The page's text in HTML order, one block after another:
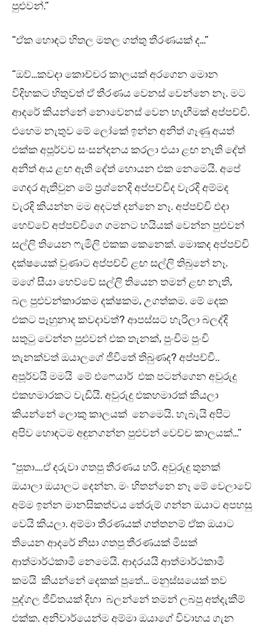
පුළුවන්.”
“ඒක හොඳට හිතල මතල ගත්තු තීරණයක් ද…”
“ඔව්…කවදා කොච්චර කාලයක් අරගෙන මොන
විදිහකට හිතුවත් ඒ තීරණය වෙනස් වෙන්නෙ නෑ. මට
ආදරේ කියන්නේ නොවෙනස් වෙන හැඟීමක් අප්පච්චි.
එහෙම නැතුව මේ ලෝකේ ඉන්න අනිත් ගෑණු අයත්
එක්ක අපූර්වව සංසන්දනය කරලා එයා ළඟ නැති දේත්
අනිත් අය ළඟ ඇති දේත් හොයන එක නෙමෙයි. අපේ
ගෙදර ඇතිවුන මේ ප්‍රශ්නෙදි අප්පච්චිද වැරදි අම්මද
වැරදි කියන්න මම අදටත් දන්නෙ නෑ. අප්පච්චි එදා
හෙව්වේ අප්පච්චිගෙ ගමනට හයියක් වෙන්න පුළුවන්
සල්ලි තියෙන ෆැමිලි එකක කෙනෙක්. මොකද අප්පච්චි
දක්ෂයෙක් වුණාට අප්පච්චි ළඟ සල්ලි තිබුනේ නෑ.
මගේ සීයා හෙව්වේ සල්ලි තියෙන තමන් ළඟ නැති,
බල පුළුවන්කාරකම දක්ෂකම, උගත්කම. මේ දෙක
එකට පෑහුනාද කවදාවත්? ආපස්සට හැරිලා බලද්දි
සතුටු වෙන්න පුළුවන් එක තැනක්, පුංචිම පුංචි
තැනක්වත් ඔයාලගේ ජීවිතේ තිබුණද? අප්පච්චී..
අපූර්වයි මමයි මේ එෆෙයාර් එක පටන්ගෙන අවුරුදු
එකහමාරකට වැඩියි. අවුරුදු එකහමාරක් කියලා
කියන්නේ ලොකු කාලයක් නෙමෙයි. හැබැයි අපිට
අපිව හොඳටම අඳුනගන්න පුළුවන් වෙච්ච කාලයක්…”
“පුතා….ඒ දරුවා ගතපු තීරණය හරි. අවුරුදු තුනක්
ඔයාලා ඔයාලට දෙන්න. මං හිතන්නෙ නෑ මේ වෙලාවේ
අම්ම ඉන්න මානසිකත්වය තේරුම් ගන්න ඔයාට අපහසු
වෙයි කියලා. අම්මා තීරණයක් ගත්තනම් ඒක ඔයාට
තියෙන ආදරේ නිසා ගතපු තීරණයක් මිසක්
ආත්මාර්ථකාමී නෙමෙයි. ආදරයයි ආත්මාර්ථකාමී
කමයි කියන්නේ දෙකක් පුතේ… මනුස්සයෙක් තව
පුද්ගල ජීවිතයක් දිහා බලන්නේ තමන් ලබපු අත්දැකීම්
එක්ක. අනිවාර්යෙන්ම අම්මා ඔයාගේ විවාහය ගැන